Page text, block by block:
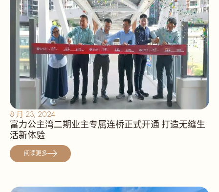
8 月 23, 2024
富力公主湾二期业主专属连桥正式开通 打造无缝生
活新体验
阅读更多